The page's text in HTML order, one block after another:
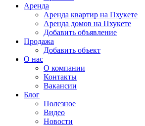
Аренда
Аренда квартир на Пхукете
Аренда домов на Пхукете
Добавить объявление
Продажа
Добавить объект
О нас
О компании
Контакты
Вакансии
Блог
Полезное
Видео
Новости